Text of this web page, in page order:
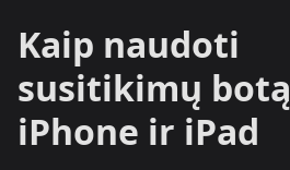
Kaip naudoti
susitikimų botą
iPhone ir iPad